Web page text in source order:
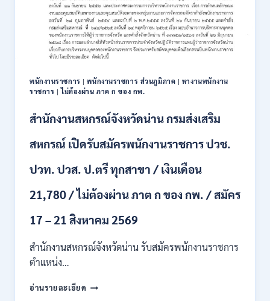
พิเศษ
111
อัตรา
/
ปวส.
ป.ตรี
หลาย
+
เงิน
17700
–
71500
/
ต้อง
ภาค
กพ.
พนักงานราชการ |พนักงานราชการ ส่วนภูมิภาค | หางานพนักงาน
ราชการ |ไม่ต้องผ่าน ภาค ก ของ กพ.
สำนักงานสหกรณ์จังหวัดน่าน กรมส่งเสริม
สหกรณ์ เปิดรับสมัครพนักงานราชการ ปวช.
ปวท. ปวส. ป.ตรี ทุกสาขา / เงินเดือน
21,780 / ไม่ต้องผ่าน ภาต ก ของ กพ. / สมัคร
17 – 21 สิงหาคม 2569
สำนักงานสหกรณ์จังหวัดน่าน รับสมัครพนักงานราชการ
ตำแหน่ง…
อ่านรายละเอียด สำนักงาน